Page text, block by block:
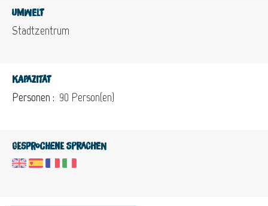
Umwelt
Stadtzentrum
Kapazität
Personen : 90 Person(en)
Gesprochene Sprachen